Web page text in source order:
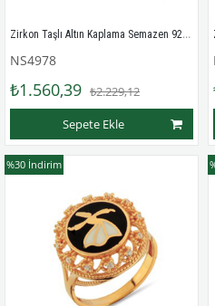
Zirkon Taşlı Altın Kaplama Semazen 925 Ayar Gümüş Bayan Yüzük
NS4978
₺1.560,39 ₺2.229,12
Sepete Ekle
%30 İndirim